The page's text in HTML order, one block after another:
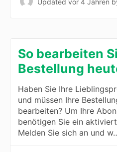
So bearbeiten
Bestellung
Haben Sie Ihre
und müssen Ihre
bearbeiten? Um Ihre
benötigen Sie ein
Melden Sie sich an und